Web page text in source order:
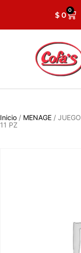
$0 0
Inicio / MENAGE /
11 PZ